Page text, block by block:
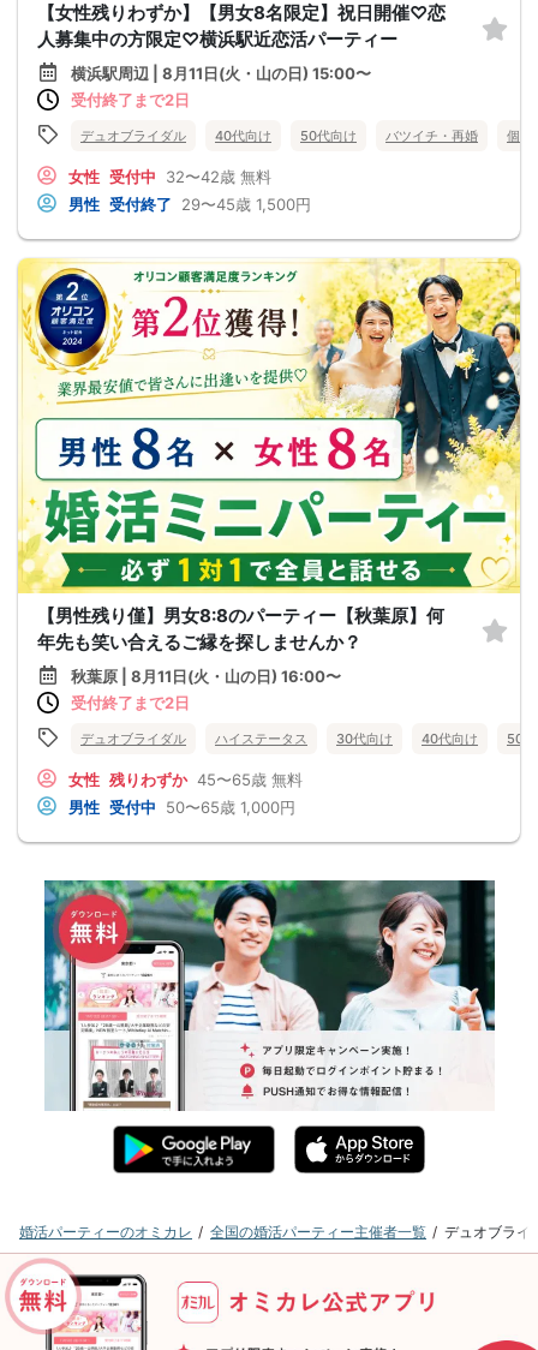
【女性残りわずか】【男女8名限定】祝日開催♡恋
人募集中の方限定♡横浜駅近恋活パーティー
横浜駅周辺 | 8月11日(火・山の日) 15:00〜
受付終了まで2日
デュオブライダル 40代向け 50代向け バツイチ・再婚 個室
女性 受付中 32〜42歳 無料
男性 受付終了 29〜45歳 1,500円
【男性残り僅】男女8:8のパーティー【秋葉原】何
年先も笑い合えるご縁を探しませんか？
秋葉原 | 8月11日(火・山の日) 16:00〜
受付終了まで2日
デュオブライダル ハイステータス 30代向け 40代向け 50
女性 残りわずか 45〜65歳 無料
男性 受付中 50〜65歳 1,000円
婚活パーティーのオミカレ 全国の婚活パーティー主催者一覧 デュオブライ